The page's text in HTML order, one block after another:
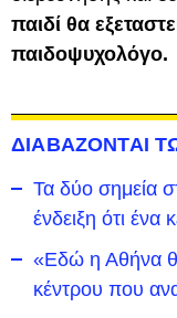
παιδί θα
παιδοψυχολόγο.
ΔΙΑΒΑΖΟΝΤΑΙ
Τα δύο σημεία
ένδειξη ότι ένα
«Εδώ η Αθήνα
κέντρου που